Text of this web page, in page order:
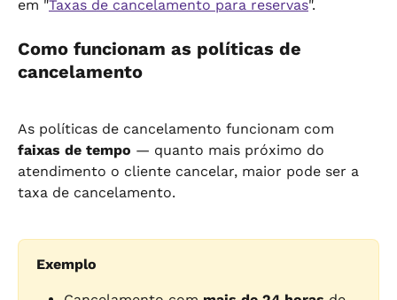
em "Taxas de cancelamento para reservas".
Como funcionam as políticas de
cancelamento
As políticas de cancelamento funcionam com
faixas de tempo — quanto mais próximo do
atendimento o cliente cancelar, maior pode ser a
taxa de cancelamento.
Exemplo